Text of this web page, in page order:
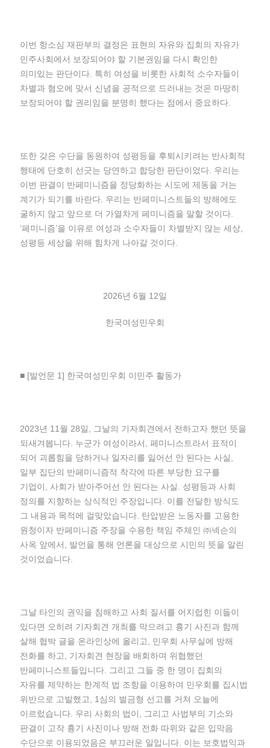
이번 항소심 재판부의 결정은 표현의 자유와 집회의 자유가
민주사회에서 보장되어야 할 기본권임을 다시 확인한
의미있는 판단이다. 특히 여성을 비롯한 사회적 소수자들이
차별과 혐오에 맞서 신념을 공적으로 드러내는 것은 마땅히
보장되어야 할 권리임을 분명히 했다는 점에서 중요하다.
또한 갖은 수단을 동원하여 성평등을 후퇴시키려는 반사회적
행태에 단호히 선긋는 당연하고 합당한 판단이었다. 우리는
이번 판결이 반페미니즘을 정당화하는 시도에 제동을 거는
계기가 되기를 바란다. 우리는 반페미니스트들의 방해에도
굴하지 않고 앞으로 더 가열차게 페미니즘을 말할 것이다.
‘페미니즘’을 이유로 여성과 소수자들이 차별받지 않는 세상,
성평등 세상을 위해 힘차게 나아갈 것이다.
2026년 6월 12일
한국여성민우회
■ [발언문 1] 한국여성민우회 이민주 활동가
2023년 11월 28일, 그날의 기자회견에서 전하고자 했던 뜻을
되새겨봅니다. 누군가 여성이라서, 페미니스트라서 표적이
되어 괴롭힘을 당하거나 일자리를 잃어선 안 된다는 사실,
일부 집단의 반페미니즘적 착각에 따른 부당한 요구를
기업이, 사회가 받아주어선 안 된다는 사실. 성평등과 사회
정의를 지향하는 상식적인 주장입니다. 이를 전달한 방식도
그 내용과 목적에 걸맞았습니다. 탄압받은 노동자를 고용한
원청이자 반페미니즘 주장을 수용한 책임 주체인 ㈜넥슨의
사옥 앞에서, 발언을 통해 언론을 대상으로 시민의 뜻을 알린
것이었습니다.
그날 타인의 권익을 침해하고 사회 질서를 어지럽힌 이들이
있다면 오히려 기자회견 개최를 막으려고 흉기 사진과 함께
살해 협박 글을 온라인상에 올리고, 민우회 사무실에 방해
전화를 하고, 기자회견 현장을 배회하며 위협했던
반페미니스트들입니다. 그리고 그들 중 한 명이 집회의
자유를 제약하는 한계적 법 조항을 이용하여 민우회를 집시법
위반으로 고발했고, 1심의 벌금형 선고를 거쳐 오늘에
이르렀습니다. 우리 사회의 법이, 그리고 사법부의 기소와
판결이 고작 흉기 사진이나 방해 전화 따위와 같은 입막음
수단으로 이용되었음은 부끄러운 일입니다. 이는 보호법익과